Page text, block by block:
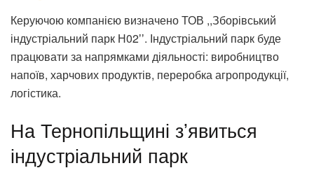
Керуючою компанією визначено ТОВ ,,Зборівський
індустріальний парк Н02ʼʼ. Індустріальний парк буде
працювати за напрямками діяльності: виробництво
напоїв, харчових продуктів, переробка агропродукції,
логістика.
На Тернопільщині зʼявиться
індустріальний парк